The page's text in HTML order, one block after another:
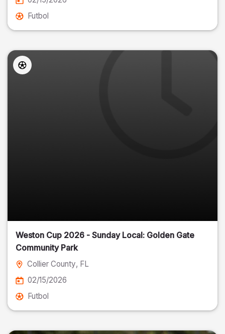
Futbol
Weston Cup 2026 - Sunday Local: Golden Gate
Community Park
Collier County, FL
02/15/2026
Futbol